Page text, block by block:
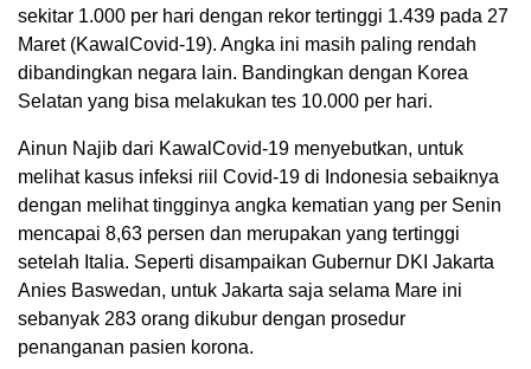
sekitar 1.000 per hari dengan rekor tertinggi 1.439 pada 27
Maret (KawalCovid-19). Angka ini masih paling rendah
dibandingkan negara lain. Bandingkan dengan Korea
Selatan yang bisa melakukan tes 10.000 per hari.
Ainun Najib dari KawalCovid-19 menyebutkan, untuk
melihat kasus infeksi riil Covid-19 di Indonesia sebaiknya
dengan melihat tingginya angka kematian yang per Senin
mencapai 8,63 persen dan merupakan yang tertinggi
setelah Italia. Seperti disampaikan Gubernur DKI Jakarta
Anies Baswedan, untuk Jakarta saja selama Mare ini
sebanyak 283 orang dikubur dengan prosedur
penanganan pasien korona.